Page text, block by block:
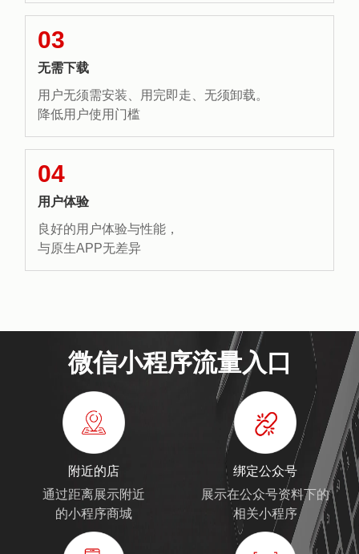
03
无需下载
用户无须需安装、用完即走、无须卸载。
降低用户使用门槛
04
用户体验
良好的用户体验与性能，
与原生APP无差异
微信小程序流量入口
附近的店
通过距离展示附近
的小程序商城
绑定公众号
展示在公众号资料下的
相关小程序